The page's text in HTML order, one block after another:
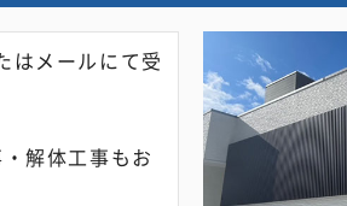
はメールにて受
解体工事もお